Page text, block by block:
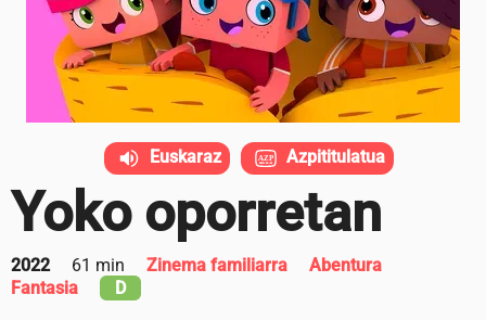
Yoko oporretan
2022 61 min Zinema familiarra
Abentura
Fantasia
D
Euskaraz Azpititulatua